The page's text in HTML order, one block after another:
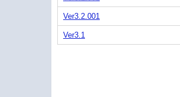
Ver3.2.001
Ver3.1